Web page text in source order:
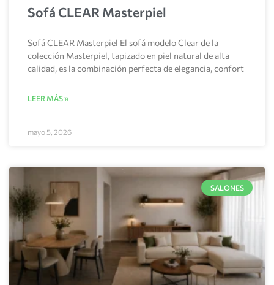
Sofá CLEAR Masterpiel
Sofá CLEAR Masterpiel El sofá modelo Clear de la
colección Masterpiel, tapizado en piel natural de alta
calidad, es la combinación perfecta de elegancia, confort
LEER MÁS »
mayo 5, 2026
SALONES